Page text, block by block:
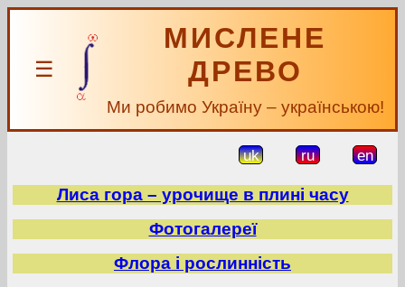
☰
МИСЛЕНЕ
ДРЕВО
Ми робимо Україну – українською!
uk ru en
Лиса гора – урочище в плині часу
Фотогалереї
Флора і рослинність